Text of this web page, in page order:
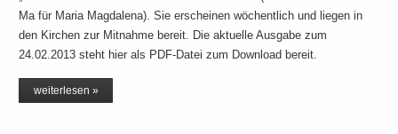
Ma für Maria Magdalena). Sie erscheinen wöchentlich und liegen in
den Kirchen zur Mitnahme bereit. Die aktuelle Ausgabe zum
24.02.2013 steht hier als PDF-Datei zum Download bereit.
weiterlesen »